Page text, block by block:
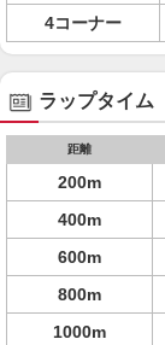
4コーナー
ラップタイム
距離
200m
400m
600m
800m
1000m